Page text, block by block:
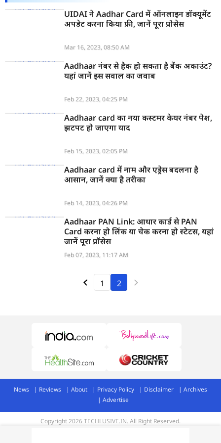
डील्स
UIDAI ने Aadhar Card में ऑनलाइन डॉक्यूमेंट
अपडेट करना किया फ्री, जानें पूरा प्रोसेस
Mar 16, 2023, 08:50 AM
Aadhaar नंबर से हैक हो सकता है बैंक अकाउंट?
यहां जानें इस सवाल का जवाब
Feb 22, 2023, 04:25 PM
Aadhaar card का नया कस्टमर केयर नंबर पेश,
झटपट हो जाएगा याद
Feb 15, 2023, 02:05 PM
Aadhaar card में नाम और एड्रेस बदलना है
आसान, जानें क्या है तरीका
Feb 14, 2023, 04:26 PM
Aadhaar PAN Link: आधार कार्ड से PAN
Card करना हो लिंक या चेक करना हो स्टेटस, यहां
जानें पूरा प्रॉसेस
Feb 07, 2023, 11:17 AM
1 2
News Reviews About Privacy Policy Disclaimer
Archives
Advertise
Copyright 2026 TECHLUSIVE.IN. All Right Reserved.